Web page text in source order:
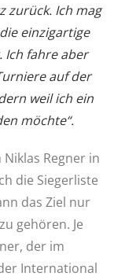
zurück. Ich mag
einzigartige
Ich fahre aber
auf der
weil ich ein
möchte“.
Regner in
die Siegerliste
das Ziel nur
gehören. Je
der im
International